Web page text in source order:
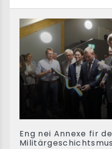
Eng nei Annexe fir